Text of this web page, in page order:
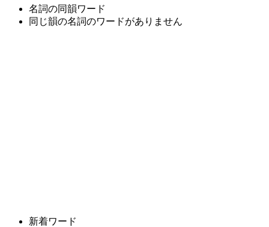
名詞の同韻ワード
同じ韻の名詞のワードがありません
新着ワード